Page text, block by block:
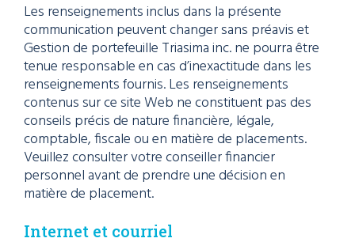
Les renseignements inclus dans la présente
communication peuvent changer sans préavis et
Gestion de portefeuille Triasima inc. ne pourra être
tenue responsable en cas d’inexactitude dans les
renseignements fournis. Les renseignements
contenus sur ce site Web ne constituent pas des
conseils précis de nature financière, légale,
comptable, fiscale ou en matière de placements.
Veuillez consulter votre conseiller financier
personnel avant de prendre une décision en
matière de placement.
Internet et courriel